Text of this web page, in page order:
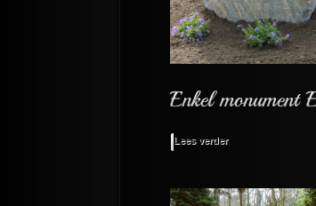
Lees verder